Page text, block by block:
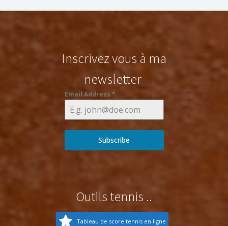
Inscrivez vous à ma
newsletter
Email Address *
Subscribe
Outils tennis ..
Tableau de score tennis en ligne